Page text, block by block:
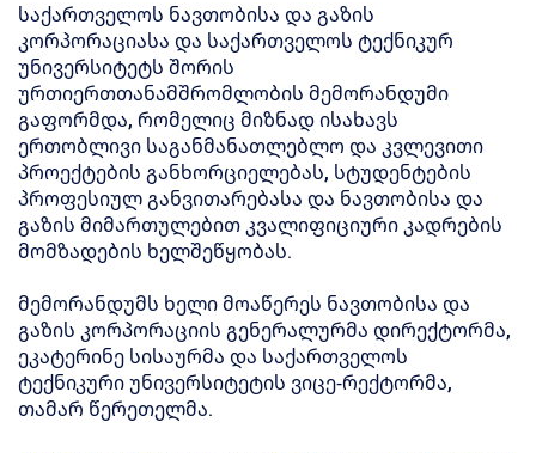
საქართველოს ნავთობისა და გაზის
კორპორაციასა და საქართველოს ტექნიკურ
უნივერსიტეტს შორის
ურთიერთთანამშრომლობის მემორანდუმი
გაფორმდა, რომელიც მიზნად ისახავს
ერთობლივი საგანმანათლებლო და კვლევითი
პროექტების განხორციელებას, სტუდენტების
პროფესიულ განვითარებასა და ნავთობისა და
გაზის მიმართულებით კვალიფიციური კადრების
მომზადების ხელშეწყობას.
მემორანდუმს ხელი მოაწერეს ნავთობისა და
გაზის კორპორაციის გენერალურმა დირექტორმა,
ეკატერინე სისაურმა და საქართველოს
ტექნიკური უნივერსიტეტის ვიცე-რექტორმა,
თამარ წერეთელმა.